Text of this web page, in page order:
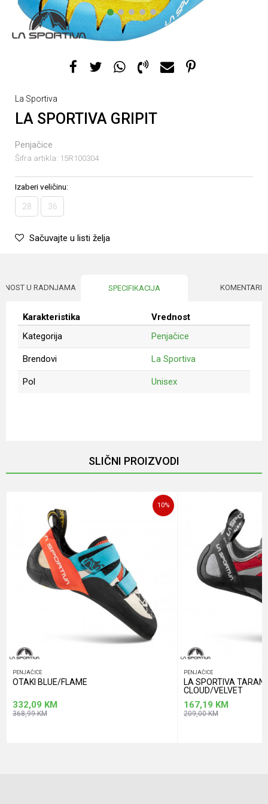
1 2 3 4 5
La Sportiva
LA SPORTIVA GRIPIT
Penjačice
Šifra artikla: 15R100304
Izaberi veličinu:
28 36
Sačuvajte u listi želja
U RADNJAMA SPECIFIKACIJA KOMENTARI
Karakteristika
Vrednost
Kategorija
Penjačice
Brendovi La Sportiva
Pol Unisex
POŠALJI
SLIČNI PROIZVODI
10%
PENJAČICE
OTAKI BLUE/FLAME
332,09 KM
368,99KM
PENJAČICE
LA SPORTIVA
CLOUD/VELVET
167,19 KM
209,00KM